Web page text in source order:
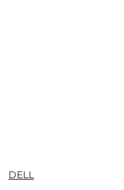
NAZWA
PRODUCENTA:
DELL